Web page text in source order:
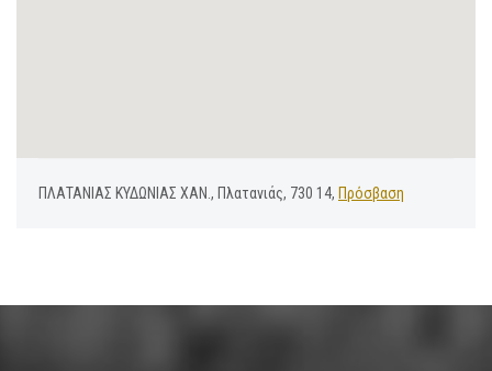
ΠΛΑΤΑΝΙΑΣ ΚΥΔΩΝΙΑΣ ΧΑΝ., Πλατανιάς, 730 14, Πρόσβαση